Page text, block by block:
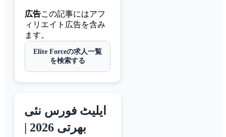
広告この記事にはアフ
ィリエイト広告を含み
ます。
Elite Forceの求人一覧
を検索する
ایلیٹ فورس نئی